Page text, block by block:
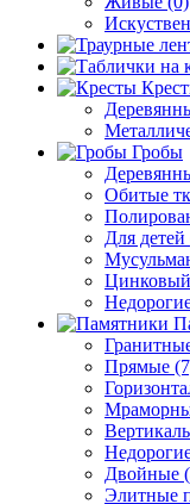
Гробы
Обитые
Для детей
Прямые
Двойные
Элитные